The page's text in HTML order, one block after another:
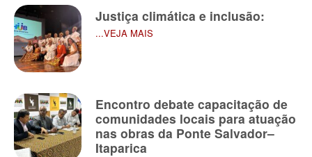
Justiça climática e inclusão:
...VEJA MAIS
Encontro debate capacitação de
comunidades locais para atuação
nas obras da Ponte Salvador–
Itaparica